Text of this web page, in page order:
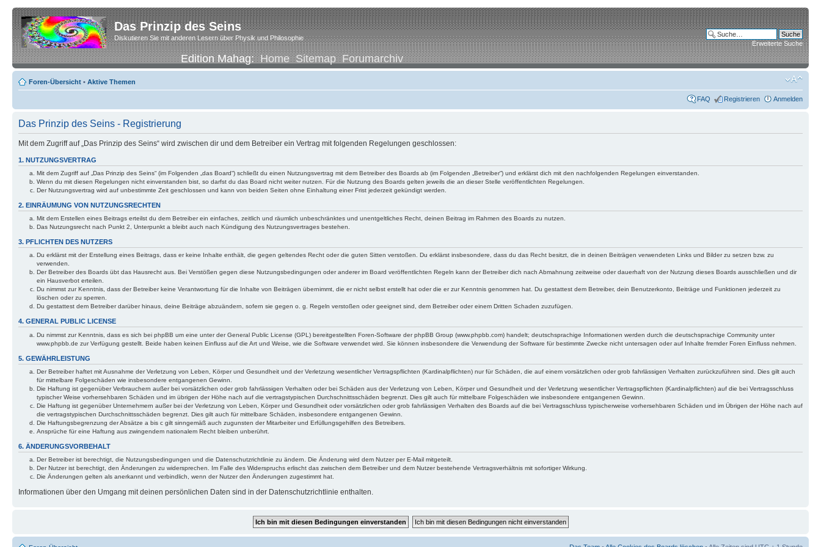
Das Prinzip des Seins
Diskutieren Sie mit anderen Lesern über Physik und Philosophie
Edition Mahag:Home Sitemap Forumarchiv
Erweiterte Suche
Foren-Übersicht • Aktive Themen
FAQ Registrieren Anmelden
Das Prinzip des Seins - Registrierung
Mit dem Zugriff auf „Das Prinzip des Seins“ wird zwischen dir und dem Betreiber ein Vertrag mit folgenden Regelungen geschlossen:
1. NUTZUNGSVERTRAG
Mit dem Zugriff auf „Das Prinzip des Seins“ (im Folgenden „das Board“) schließt du einen Nutzungsvertrag mit dem Betreiber des Boards ab (im Folgenden „Betreiber“) und erklärst dich mit den nachfolgenden Regelungen einverstanden.
Wenn du mit diesen Regelungen nicht einverstanden bist, so darfst du das Board nicht weiter nutzen. Für die Nutzung des Boards gelten jeweils die an dieser Stelle veröffentlichten Regelungen.
Der Nutzungsvertrag wird auf unbestimmte Zeit geschlossen und kann von beiden Seiten ohne Einhaltung einer Frist jederzeit gekündigt werden.
2. EINRÄUMUNG VON NUTZUNGSRECHTEN
Mit dem Erstellen eines Beitrags erteilst du dem Betreiber ein einfaches, zeitlich und räumlich unbeschränktes und unentgeltliches Recht, deinen Beitrag im Rahmen des Boards zu nutzen.
Das Nutzungsrecht nach Punkt 2, Unterpunkt a bleibt auch nach Kündigung des Nutzungsvertrages bestehen.
3. PFLICHTEN DES NUTZERS
Du erklärst mit der Erstellung eines Beitrags, dass er keine Inhalte enthält, die gegen geltendes Recht oder die guten Sitten verstoßen. Du erklärst insbesondere, dass du das Recht besitzt, die in deinen Beiträgen verwendeten Links und Bilder zu setzen bzw. zu
verwenden.
Der Betreiber des Boards übt das Hausrecht aus. Bei Verstößen gegen diese Nutzungsbedingungen oder anderer im Board veröffentlichten Regeln kann der Betreiber dich nach Abmahnung zeitweise oder dauerhaft von der Nutzung dieses Boards ausschließen und dir
ein Hausverbot erteilen.
Du nimmst zur Kenntnis, dass der Betreiber keine Verantwortung für die Inhalte von Beiträgen übernimmt, die er nicht selbst erstellt hat oder die er zur Kenntnis genommen hat. Du gestattest dem Betreiber, dein Benutzerkonto, Beiträge und Funktionen jederzeit zu
löschen oder zu sperren.
Du gestattest dem Betreiber darüber hinaus, deine Beiträge abzuändern, sofern sie gegen o. g. Regeln verstoßen oder geeignet sind, dem Betreiber oder einem Dritten Schaden zuzufügen.
4. GENERAL PUBLIC LICENSE
Du nimmst zur Kenntnis, dass es sich bei phpBB um eine unter der General Public License (GPL) bereitgestellten Foren-Software der phpBB Group (www.phpbb.com) handelt; deutschsprachige Informationen werden durch die deutschsprachige Community unter
www.phpbb.de zur Verfügung gestellt. Beide haben keinen Einfluss auf die Art und Weise, wie die Software verwendet wird. Sie können insbesondere die Verwendung der Software für bestimmte Zwecke nicht untersagen oder auf Inhalte fremder Foren Einfluss nehmen.
5. GEWÄHRLEISTUNG
Der Betreiber haftet mit Ausnahme der Verletzung von Leben, Körper und Gesundheit und der Verletzung wesentlicher Vertragspflichten (Kardinalpflichten) nur für Schäden, die auf einem vorsätzlichen oder grob fahrlässigen Verhalten zurückzuführen sind. Dies gilt auch
für mittelbare Folgeschäden wie insbesondere entgangenen Gewinn.
Die Haftung ist gegenüber Verbrauchern außer bei vorsätzlichen oder grob fahrlässigen Verhalten oder bei Schäden aus der Verletzung von Leben, Körper und Gesundheit und der Verletzung wesentlicher Vertragspflichten (Kardinalpflichten) auf die bei Vertragsschluss
typischer Weise vorhersehbaren Schäden und im übrigen der Höhe nach auf die vertragstypischen Durchschnittsschäden begrenzt. Dies gilt auch für mittelbare Folgeschäden wie insbesondere entgangenen Gewinn.
Die Haftung ist gegenüber Unternehmern außer bei der Verletzung von Leben, Körper und Gesundheit oder vorsätzlichen oder grob fahrlässigen Verhalten des Boards auf die bei Vertragsschluss typischerweise vorhersehbaren Schäden und im Übrigen der Höhe nach auf
die vertragstypischen Durchschnittsschäden begrenzt. Dies gilt auch für mittelbare Schäden, insbesondere entgangenen Gewinn.
Die Haftungsbegrenzung der Absätze a bis c gilt sinngemäß auch zugunsten der Mitarbeiter und Erfüllungsgehilfen des Betreibers.
Ansprüche für eine Haftung aus zwingendem nationalem Recht bleiben unberührt.
6. ÄNDERUNGSVORBEHALT
Der Betreiber ist berechtigt, die Nutzungsbedingungen und die Datenschutzrichtlinie zu ändern. Die Änderung wird dem Nutzer per E-Mail mitgeteilt.
Der Nutzer ist berechtigt, den Änderungen zu widersprechen. Im Falle des Widerspruchs erlischt das zwischen dem Betreiber und dem Nutzer bestehende Vertragsverhältnis mit sofortiger Wirkung.
Die Änderungen gelten als anerkannt und verbindlich, wenn der Nutzer den Änderungen zugestimmt hat.
Informationen über den Umgang mit deinen persönlichen Daten sind in der Datenschutzrichtlinie enthalten.